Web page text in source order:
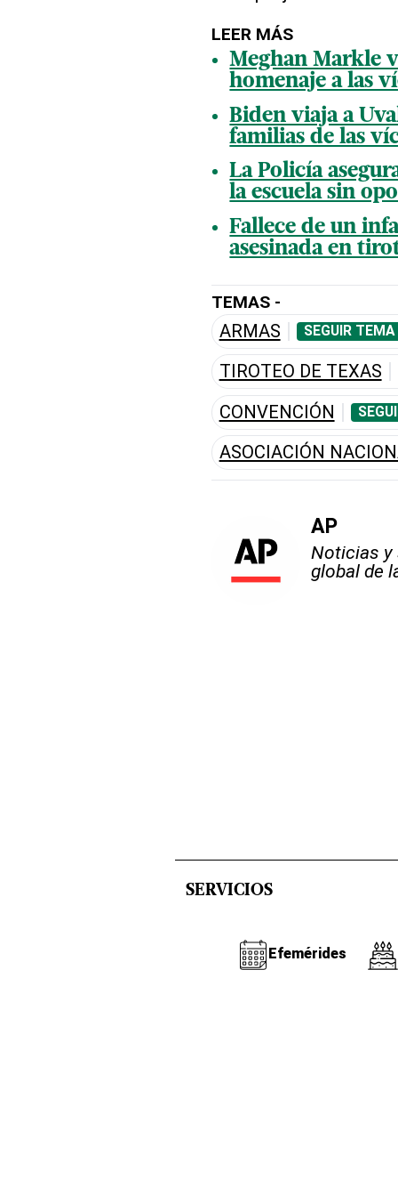
LEER MÁS
Meghan Markle
homenaje a las
Biden viaja a
familias de las
La Policía
la escuela sin
Fallece de un
asesinada en
TEMAS -
ARMAS SEGUIR
TIROTEO DE TEXAS
CONVENCIÓN
ASOCIACIÓN
AP
Noticias y
global de
SERVICIOS
Efemérides